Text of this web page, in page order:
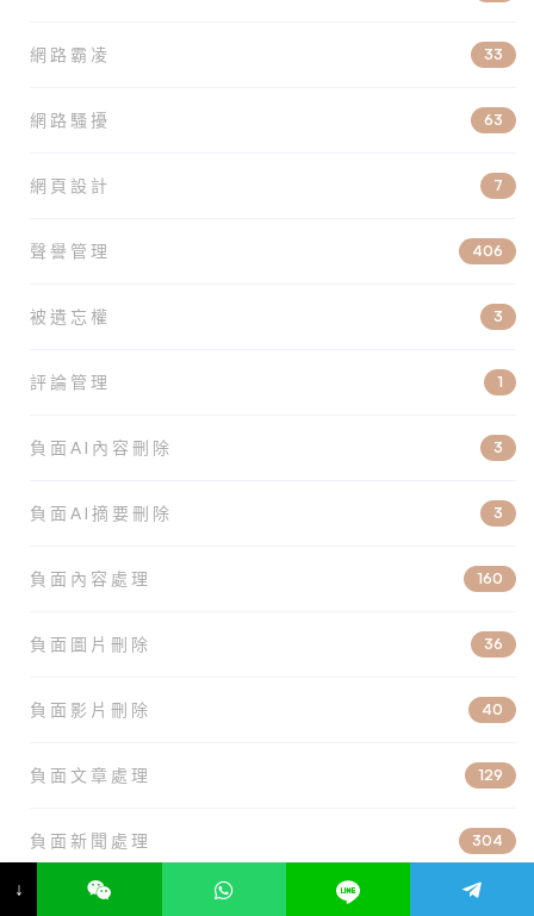
網路霸凌 33
網路騷擾 63
網頁設計 7
聲譽管理 406
被遺忘權 3
評論管理 1
負面AI內容刪除 3
負面AI摘要刪除 3
負面內容處理 160
負面圖片刪除 36
負面影片刪除 40
負面文章處理 129
負面新聞處理 304
負面社群刪除
↓